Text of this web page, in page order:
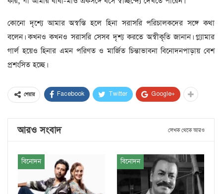
কোনো দৃশ্যে আমার অস্বস্তি হলে হিনা সরাসরি পরিচালকদের সঙ্গে কথা
বলেন। কখনও কখনও সরাসরি সেসব দৃশ্য করতে অস্বীকৃতি জানান। গ্ল্যামার
গার্ল হয়েও হিনার এমন পরিণত ও মার্জিত চিন্তাভাবনা বিনোদনপাড়ায় বেশ
প্রশংসিত হচ্ছে।
শেয়ার Facebook Twitter Google+
আরও সংবাদ লেখক থেকে আরও
বিনোদন বিনোদন